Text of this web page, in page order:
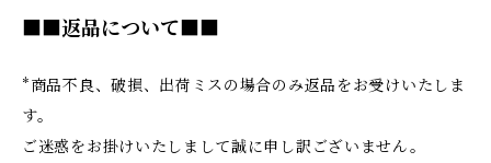
■■返品について■■
*商品不良、破損、出荷ミスの場合のみ返品をお受けいたしま
す。
ご迷惑をお掛けいたしまして誠に申し訳ございません。